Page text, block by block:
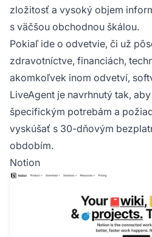
zložitosť a vysoký objem
s väčšou obchodnou škálou.
Pokiaľ ide o odvetvie, či už
zdravotníctve, financiách,
akomkoľvek inom odvetví,
LiveAgent je navrhnutý tak,
špecifickým potrebám a
vyskúšať s 30-dňovým
obdobím.
Notion